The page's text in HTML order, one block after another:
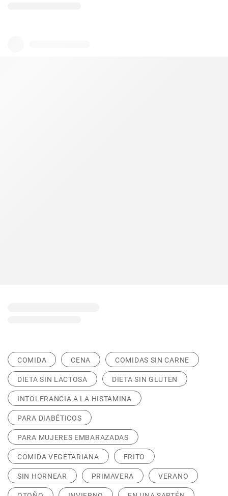
COMIDA CENA COMIDAS SIN CARNE
DIETA SIN LACTOSA DIETA SIN GLUTEN
INTOLERANCIA A LA HISTAMINA
PARA DIABÉTICOS
PARA MUJERES EMBARAZADAS
COMIDA VEGETARIANA FRITO
SIN HORNEAR PRIMAVERA VERANO